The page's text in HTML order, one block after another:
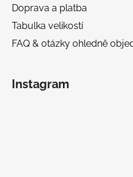
Doprava a platba
Tabulka velikostí
FAQ & otázky ohledně
Instagram